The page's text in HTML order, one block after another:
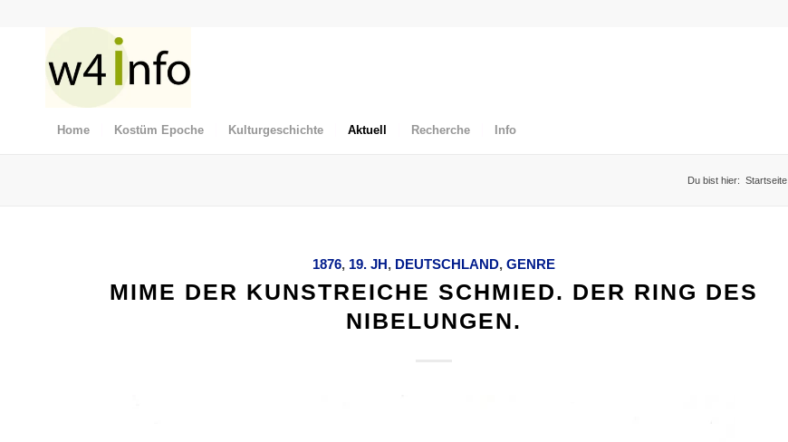
Home Kostüm Epoche Kulturgeschichte Aktuell Recherche Info
Du bist hier: Startseite
1876, 19. JH, DEUTSCHLAND,GENRE
MIME DER KUNSTREICHE SCHMIED. DER RING DES
NIBELUNGEN.